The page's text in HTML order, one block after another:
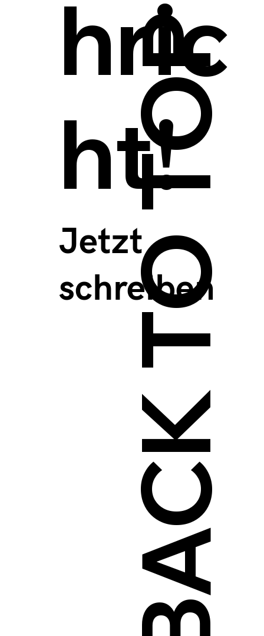
hric
ht!
Jetzt
schreiben
BACK TO TOP >